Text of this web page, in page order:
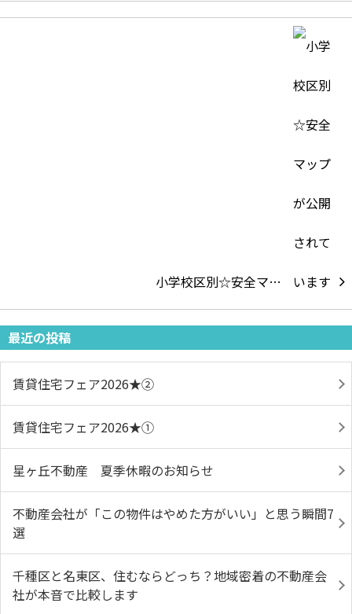
小学校区別☆安全マ…
最近の投稿
賃貸住宅フェア2026★➁
賃貸住宅フェア2026★①
星ヶ丘不動産 夏季休暇のお知らせ
不動産会社が「この物件はやめた方がいい」と思う瞬間7
選
千種区と名東区、住むならどっち？地域密着の不動産会
社が本音で比較します